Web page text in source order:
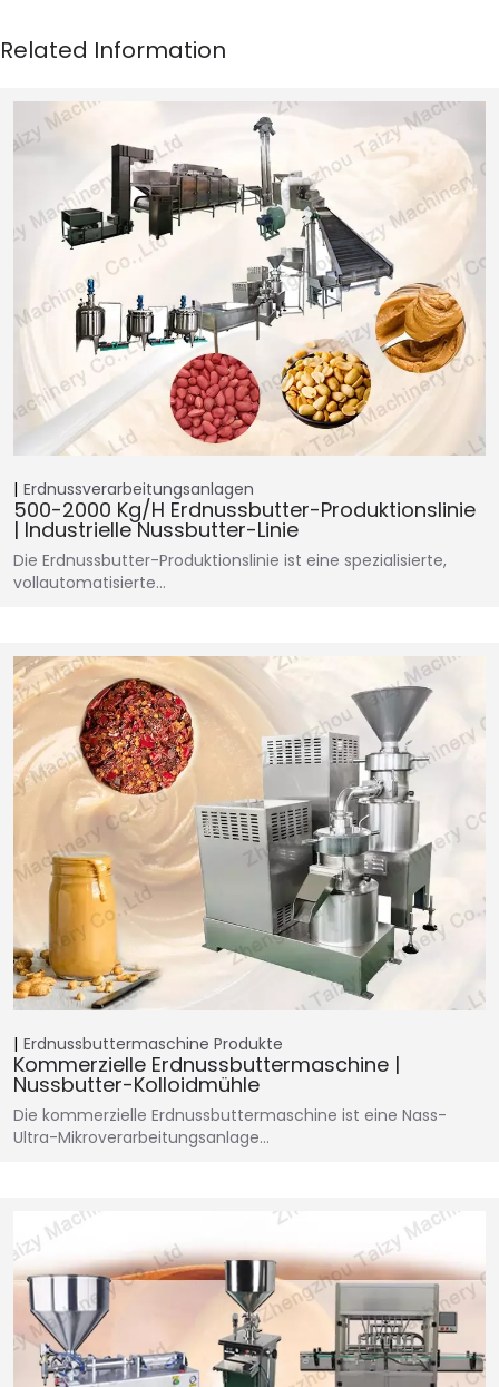
Erdnussverarbeitungsanlagen
500-2000 Kg/h Erdnussbutter-Produktionslinie
| Industrielle Nussbutter-Linie
Die Erdnussbutter-Produktionslinie ist eine spezialisierte,
vollautomatisierte…
Erdnussbuttermaschine Produkte
Kommerzielle Erdnussbuttermaschine |
Nussbutter-Kolloidmühle
Die kommerzielle Erdnussbuttermaschine ist eine Nass-
Ultra-Mikroverarbeitungsanlage…